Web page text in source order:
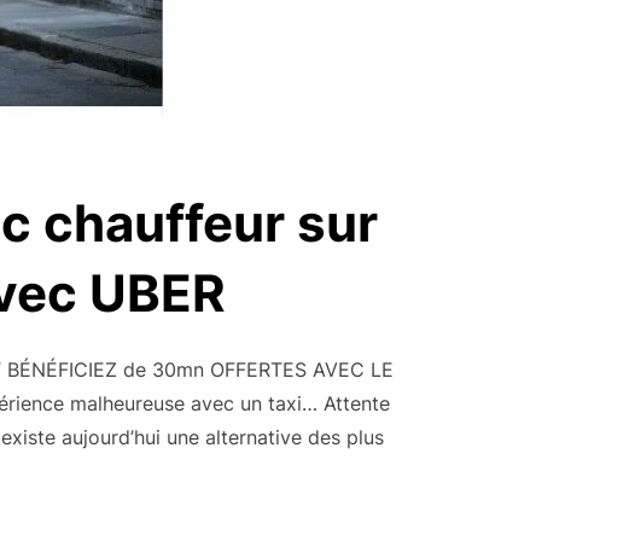
chauffeur sur
UBER
de 30mn OFFERTES AVEC LE
malheureuse avec un taxi… Attente
aujourd’hui une alternative des plus